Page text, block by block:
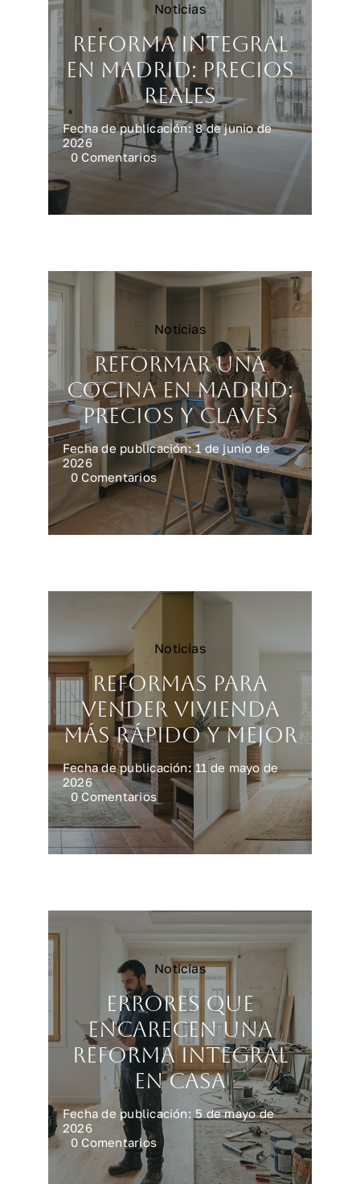
Noticias
Reforma integral
en Madrid: precios
reales
Fecha de publicación: 8 de junio de
2026
0 Comentarioson
Reforma
integral
Madrid:
Noticias
Reformar una
cocina en Madrid:
precios y claves
Fecha de publicación: 1 de junio de
2026
0 Comentarioson
Reformar
una
cocina
en
claves
Noticias
Reformas para
vender vivienda
más rápido y mejor
Fecha de publicación: 11 de mayo de
2026
0 Comentarioson
Reformas
para
vender
vivienda
mejor
Noticias
Errores que
encarecen una
reforma integral
en casa
Fecha de publicación: 5 de mayo de
2026
0 Comentarioson
Errores
que